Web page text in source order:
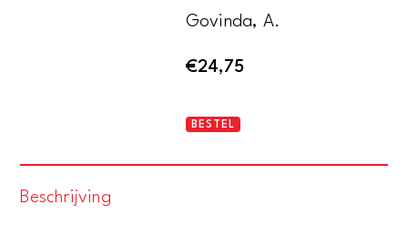
Govinda, A.
€24,75
Der
BESTEL
Beschrijving